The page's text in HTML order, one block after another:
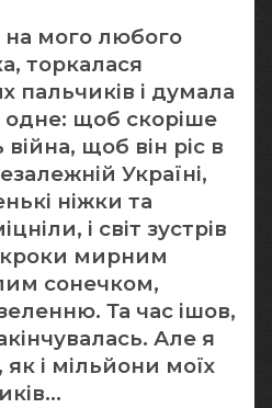
мого любого
торкалася
пальчиків і думала
щоб скоріше
війна, щоб він ріс в
Україні,
ніжки та
і світ зустрів
кроки мирним
сонечком,
Та час ішов,
Але я
як і мільйони моїх